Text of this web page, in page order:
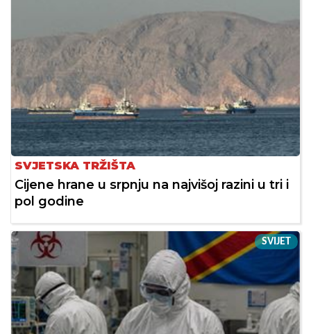
SVJETSKA TRŽIŠTA
Cijene hrane u srpnju na najvišoj razini u tri i
pol godine
SVIJET